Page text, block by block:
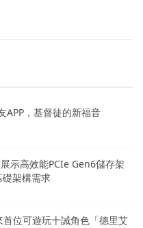
APP，基督徒的新福音
示高效能PCIe Gen6儲存架
架構需求
位可遊玩十誡角色「德里艾